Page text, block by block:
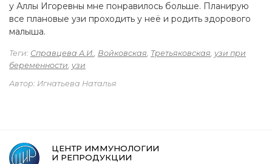
у Аллы Игоревны мне понравилось больше. Планирую
все плановые узи проходить у неё и родить здорового
малыша.
Теги: Справцева А.И., Войковская, Третьяковская, узи при
беременности, узи
Автор: Игнатьева Наталья
ЦЕНТР ИММУНОЛОГИИ
И РЕПРОДУКЦИИ